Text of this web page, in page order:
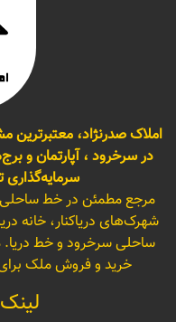
املاک صدرنژاد، معتبرترین
در سرخرود ، آپارتمان و
مرجع مطمئن در خط ساحلی
شهرک‌های دریاکنار، خانه
ساحلی سرخرود و خط
خرید و فروش ملک برای